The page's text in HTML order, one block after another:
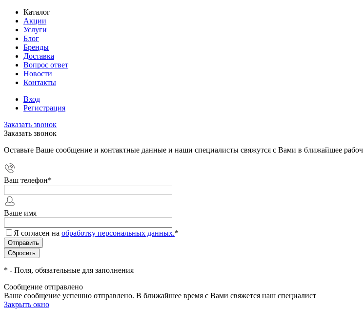
Каталог
Акции
Услуги
Блог
Бренды
Доставка
Вопрос ответ
Новости
Контакты
Вход
Регистрация
Заказать звонок
Заказать звонок
Оставьте Ваше сообщение и контактные данные и наши специалисты свяжутся с Вами в ближайшее
Ваш телефон*
Ваше имя
Я согласен на обработку персональных данных.*
* - Поля, обязательные для заполнения
Сообщение отправлено
Ваше сообщение успешно отправлено. В ближайшее время с Вами свяжется наш специалист
Закрыть окно